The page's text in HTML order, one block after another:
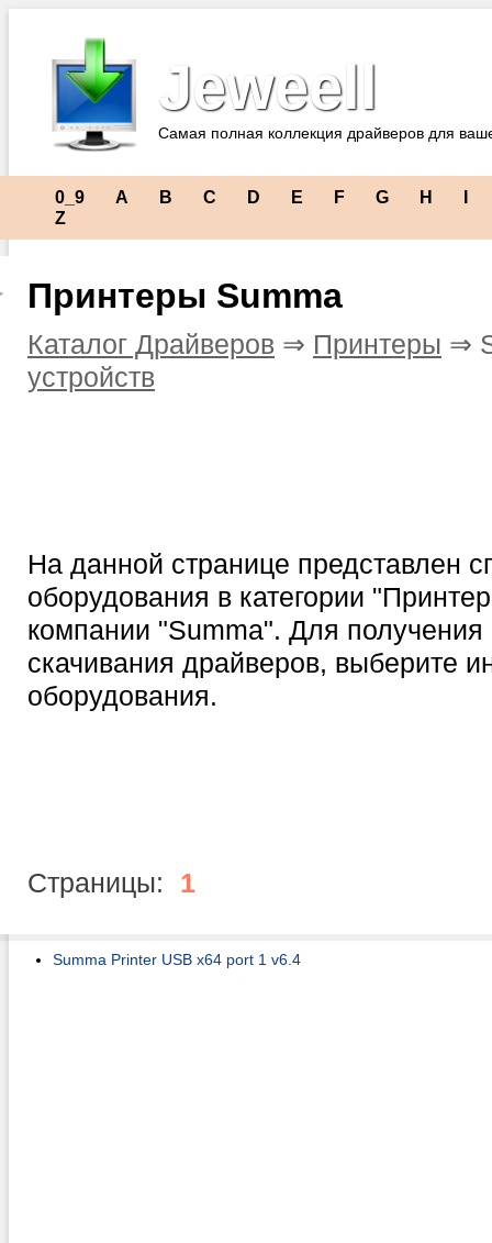
Jeweell
Самая полная коллекция драйверов для
0_9 A B C D E F G H
Z
Принтеры Summa
Каталог Драйверов ⇒ Принтеры ⇒
устройств
На данной странице представлен
оборудования в категории
компании "Summa". Для
скачивания драйверов, выберите
оборудования.
Страницы: 1
Summa Printer USB x64 port 1 v6.4